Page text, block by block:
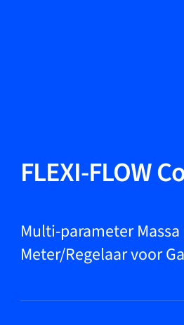
Producten
Markets
FLEXI-FLOW
Multi-parameter
Meter/Regelaar voor